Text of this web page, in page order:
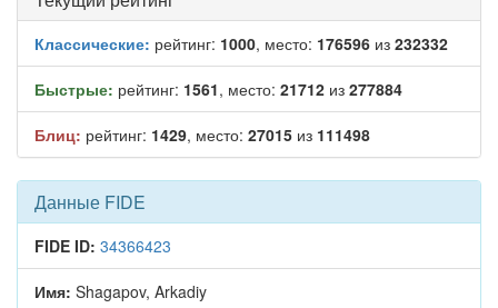
Классические: рейтинг: 1000, место: 176596 из 232332
Быстрые: рейтинг: 1561, место: 21712 из 277884
Блиц: рейтинг: 1429, место: 27015 из 111498
Данные FIDE
FIDE ID: 34366423
Имя: Shagapov, Arkadiy